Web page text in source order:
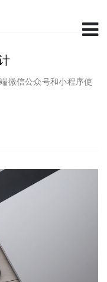
微信公众号和小程序使